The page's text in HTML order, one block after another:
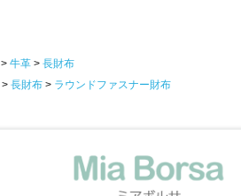
牛革
長財布
長財布
ラウンドファスナー財布